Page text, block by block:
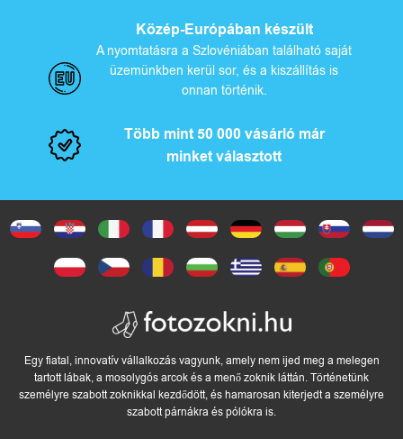
Közép-Európában készült
A nyomtatásra a Szlovéniában található saját
üzemünkben kerül sor, és a kiszállítás is
onnan történik.
Több mint 50 000 vásárló már
minket választott
Egy fiatal, innovatív vállalkozás vagyunk, amely nem ijed meg a melegen
tartott lábak, a mosolygós arcok és a menő zoknik láttán. Történetünk
személyre szabott zoknikkal kezdődött, és hamarosan kiterjedt a személyre
szabott párnákra és pólókra is.